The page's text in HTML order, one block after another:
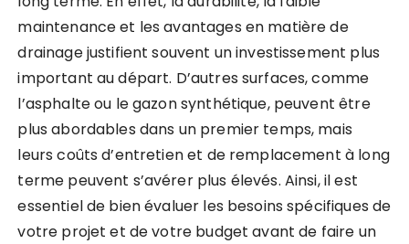
maintenance et les avantages en matière de
drainage justifient souvent un investissement plus
important au départ. D’autres surfaces, comme
l’asphalte ou le gazon synthétique, peuvent être
plus abordables dans un premier temps, mais
leurs coûts d’entretien et de remplacement à long
terme peuvent s’avérer plus élevés. Ainsi, il est
essentiel de bien évaluer les besoins spécifiques de
votre projet et de votre budget avant de faire un